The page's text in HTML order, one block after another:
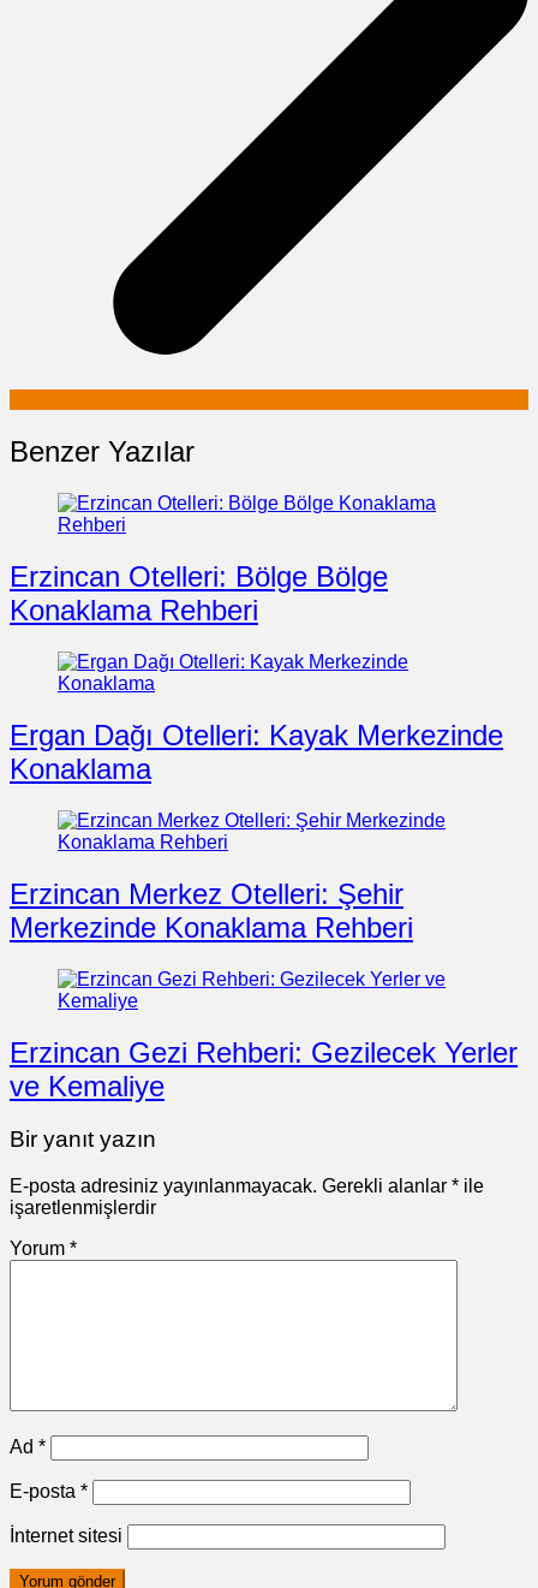
Benzer Yazılar
Erzincan Otelleri: Bölge Bölge
Konaklama Rehberi
Ergan Dağı Otelleri: Kayak Merkezinde
Konaklama
Erzincan Merkez Otelleri: Şehir
Merkezinde Konaklama Rehberi
Erzincan Gezi Rehberi: Gezilecek Yerler
ve Kemaliye
Bir yanıt yazın
E-posta adresiniz yayınlanmayacak. Gerekli alanlar * ile
işaretlenmişlerdir
Yorum *
Ad *
E-posta *
İnternet sitesi